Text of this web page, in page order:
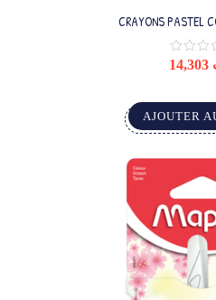
CRAYONS PASTEL
AJOUTER